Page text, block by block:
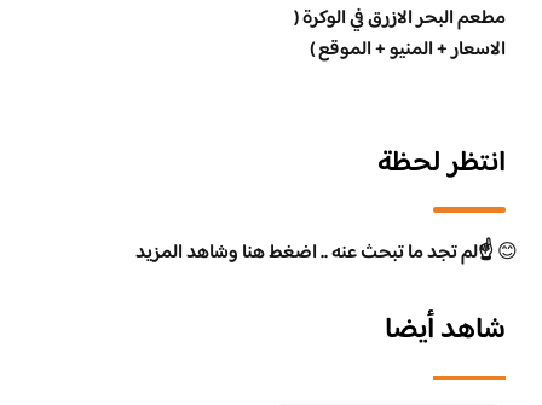
مطعم البحر الازرق في الوكرة (
الاسعار + المنيو + الموقع )
انتظر لحظة
😊☝️لم تجد ما تبحث عنه .. اضغط هنا وشاهد المزيد
شاهد أيضا